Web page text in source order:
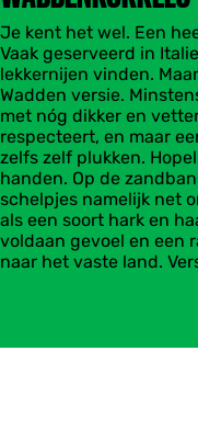
Je kent het wel. Een
Vaak geserveerd in
lekkernijen vinden.
Wadden versie.
met nóg dikker en
respecteert, en maar
zelfs zelf plukken.
handen. Op de
schelpjes namelijk net
als een soort hark en
voldaan gevoel en een
naar het vaste land.